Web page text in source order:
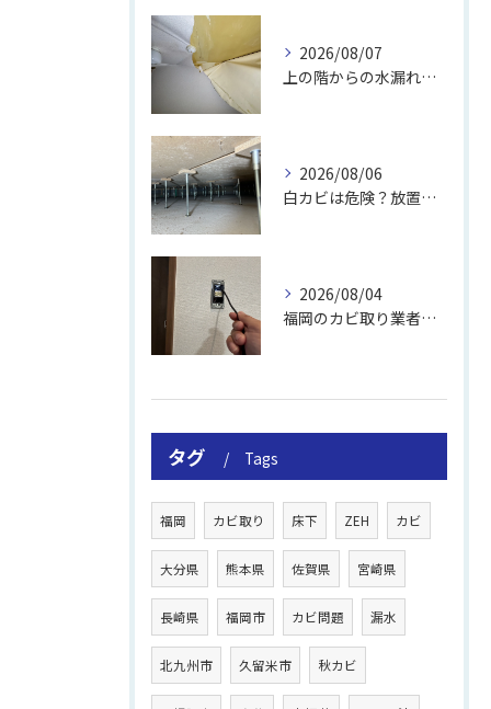
2026/08/07
上の階からの水漏れでカビ｜対処法と業者
2026/08/06
白カビは危険？放置のリスクと取り方
2026/08/04
福岡のカビ取り業者おすすめの選び方と費用
タグ Tags
福岡 カビ取り 床下 ZEH カビ
大分県 熊本県 佐賀県 宮崎県
長崎県 福岡市 カビ問題 漏水
北九州市 久留米市 秋カビ